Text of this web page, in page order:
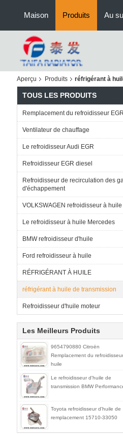
Maison Produits Au
Aperçu Produits réfrigérant à
TOUS LES PRODUITS
Remplacement du refroidisseur EGR
Ventilateur de chauffage
Le refroidisseur Audi EGR
Refroidisseur EGR diesel
Refroidisseur de recirculation des
d'échappement
VOLKSWAGEN refroidisseur à huile
Le refroidisseur à huile Mercedes
BMW refroidisseur d'huile
Ford refroidisseur à huile
RÉFRIGÉRANT À HUILE
réfrigérant à huile de transmission
Refroidisseur d'huile moteur
Les Meilleurs Produits
9654790880 Citroën
Remplacement du
huile
Le refroidisseur d'huile de
transmission BMW
Toyota refroidisseur d'huile de
remplacement 15710-33050